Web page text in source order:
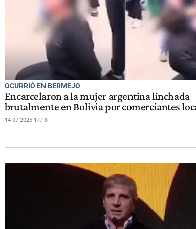
OCURRIÓ EN BERMEJO
Encarcelaron a la mujer argentina linchada
brutalmente en Bolivia por comerciantes
14-07-2025 17:18